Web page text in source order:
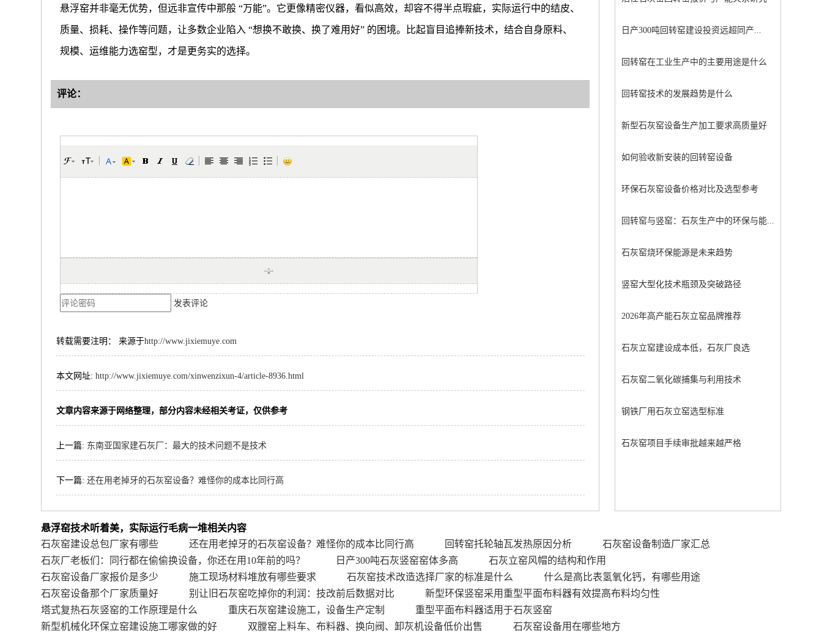
悬浮窑并非毫无优势，但远非宣传中那般 “万能”。它更像精密仪器，看似高效，却容不得半点瑕疵，实际运行中的结皮、
质量、损耗、操作等问题，让多数企业陷入 “想换不敢换、换了难用好” 的困境。比起盲目追捧新技术，结合自身原料、
规模、运维能力选窑型，才是更务实的选择。
评论：
发表评论
转载需要注明： 来源于http://www.jixiemuye.com
本文网址:http://www.jixiemuye.com/xinwenzixun-4/article-8936.html
文章内容来源于网络整理，部分内容未经相关考证，仅供参考
上一篇: 东南亚国家建石灰厂：最大的技术问题不是技术
下一篇:还在用老掉牙的石灰窑设备？难怪你的成本比同行高
日产300吨回转窑建设投资远超同产...
回转窑在工业生产中的主要用途是什么
回转窑技术的发展趋势是什么
新型石灰窑设备生产加工要求高质量好
如何验收新安装的回转窑设备
环保石灰窑设备价格对比及选型参考
回转窑与竖窑：石灰生产中的环保与能...
石灰窑烧环保能源是未来趋势
竖窑大型化技术瓶颈及突破路径
2026年高产能石灰立窑品牌推荐
石灰立窑建设成本低，石灰厂良选
石灰窑二氧化碳捕集与利用技术
钢铁厂用石灰立窑选型标准
石灰窑项目手续审批越来越严格
悬浮窑技术听着美，实际运行毛病一堆相关内容
石灰窑建设总包厂家有哪些
还在用老掉牙的石灰窑设备？难怪你的成本比同行高 回转窑托轮轴瓦发热原因分析
石灰窑设备制造厂家汇总
石灰厂老板们：同行都在偷偷换设备，你还在用10年前的吗？
日产300吨石灰竖窑窑体多高
石灰立窑风帽的结构和作用
石灰窑设备厂家报价是多少
施工现场材料堆放有哪些要求 石灰窑技术改造选择厂家的标准是什么
什么是高比表氢氧化钙，有哪些用途
石灰窑设备那个厂家质量好
别让旧石灰窑吃掉你的利润：技改前后数据对比
新型环保竖窑采用重型平面布料器有效提高布料均匀性
塔式复热石灰竖窑的工作原理是什么
重庆石灰窑建设施工，设备生产定制
重型平面布料器适用于石灰竖窑
新型机械化环保立窑建设施工哪家做的好
双膛窑上料车、布料器、换向阀、卸灰机设备低价出售 石灰窑设备用在哪些地方